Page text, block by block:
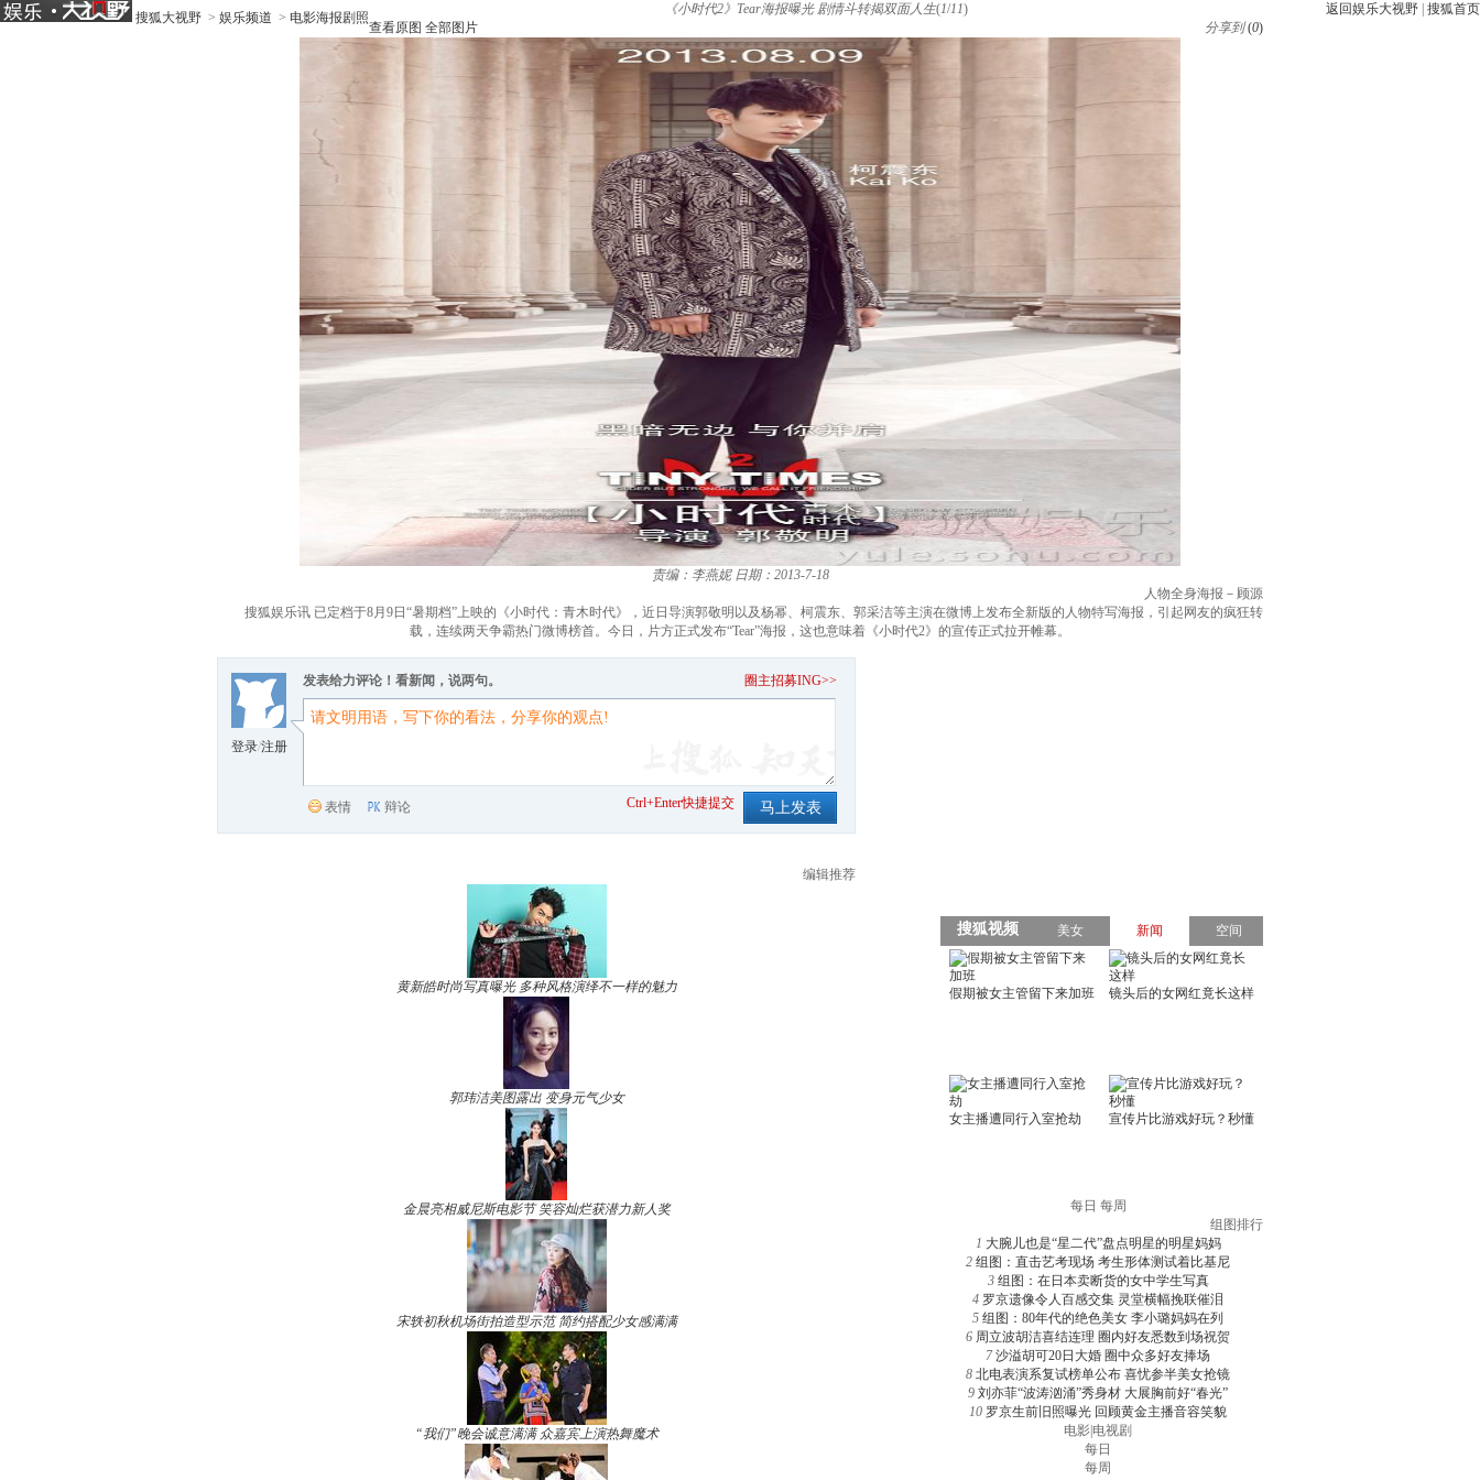
搜狐大视野 > 娱乐频道 > 电影海报剧照
返回娱乐大视野 搜狐首页
《小时代2》Tear海报曝光 剧情斗转揭双面人生(1/11)
查看原图 全部图片 分享到 (0)
责编：李燕妮 日期：2013-7-18
人物全身海报－顾源
搜狐娱乐讯 已定档于8月9日“暑期档”上映的《小时代：青木时代》，近日导演郭敬明以及杨幂、柯震东、郭采洁等主演在微博上发布全新版的人物特写海报，引起网友的疯狂转
载，连续两天争霸热门微博榜首。今日，片方正式发布“Tear”海报，这也意味着《小时代2》的宣传正式拉开帷幕。
登录/注册
发表给力评论！看新闻，说两句。 圈主招募ING>>
表情 辩论 Ctrl+Enter快捷提交
编辑推荐
黄新皓时尚写真曝光 多种风格演绎不一样的魅力
郭玮洁美图露出 变身元气少女
金晨亮相威尼斯电影节 笑容灿烂获潜力新人奖
宋轶初秋机场街拍造型示范 简约搭配少女感满满
“我们”晚会诚意满满 众嘉宾上演热舞魔术
每日 每周
组图排行
1 大腕儿也是“星二代”盘点明星的明星妈妈
2 组图：直击艺考现场 考生形体测试着比基尼
3 组图：在日本卖断货的女中学生写真
4 罗京遗像令人百感交集 灵堂横幅挽联催泪
5 组图：80年代的绝色美女 李小璐妈妈在列
6 周立波胡洁喜结连理 圈内好友悉数到场祝贺
7 沙溢胡可20日大婚 圈中众多好友捧场
8 北电表演系复试榜单公布 喜忧参半美女抢镜
9 刘亦菲“波涛汹涌”秀身材 大展胸前好“春光”
10 罗京生前旧照曝光 回顾黄金主播音容笑貌
电影 电视剧
每日
每周